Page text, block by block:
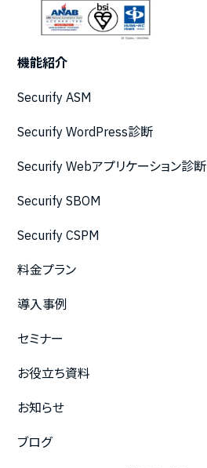
機能紹介
Securify ASM
Securify WordPress診断
Securify Webアプリケーション診断
Securify SBOM
Securify CSPM
料金プラン
導入事例
セミナー
お役立ち資料
お知らせ
ブログ